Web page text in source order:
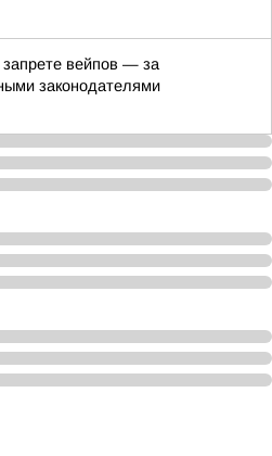
вейпов — за
законодателями